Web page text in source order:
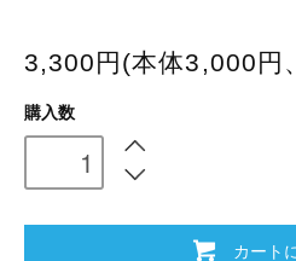
3,300円(本体3,000円
購入数
カート